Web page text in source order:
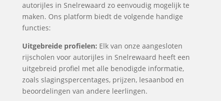
autorijles in Snelrewaard zo eenvoudig mogelijk te
maken. Ons platform biedt de volgende handige
functies:
Uitgebreide profielen: Elk van onze aangesloten
rijscholen voor autorijles in Snelrewaard heeft een
uitgebreid profiel met alle benodigde informatie,
zoals slagingspercentages, prijzen, lesaanbod en
beoordelingen van andere leerlingen.